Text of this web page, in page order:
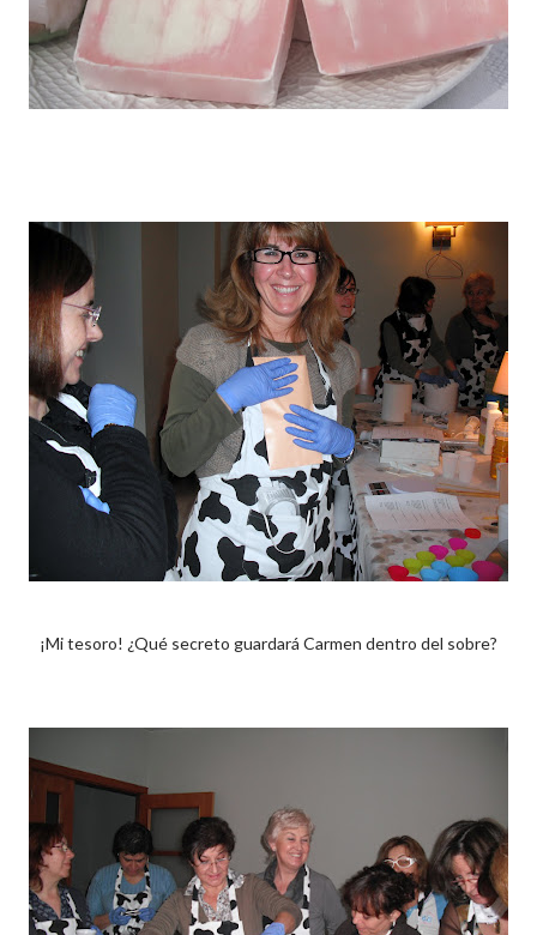
¡Mi tesoro! ¿Qué secreto guardará Carmen dentro del sobre?